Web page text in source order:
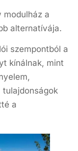
modulház a
alternatívája.
szempontból a
kínálnak, mint
tulajdonságok
a